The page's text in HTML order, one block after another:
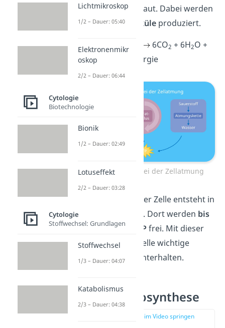
und Wasser abgebaut. Dabei werden
etwa 30 ATP Moleküle produziert.
C6H12 6 + 6O 6CO2 + 6H2O +
Energie
ATP-Gewinnung bei der Zellatmung
Das meiste ATP einer Zelle entsteht in
der
. Dort werden bis
zu 28 Moleküle ATP frei. Mit dieser
Energie kann die Zelle wichtige
Funktionen aufrechterhalten.
ATP — Photosynthese
zur Stelle im Video springen
Lichtmikroskop
1/2 – Dauer: 05:40
Elektronenmikr
oskop
2/2 – Dauer: 06:44
Cytologie
Biotechnologie
Bionik
1/2 – Dauer: 02:49
Lotuseffekt
2/2 – Dauer: 03:28
Cytologie
Stoffwechsel: Grundlagen
Stoffwechsel
1/3 – Dauer: 04:07
Katabolismus
2/3 – Dauer: 04:38